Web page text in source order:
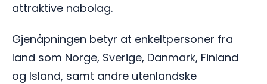
attraktive nabolag.
Gjenåpningen betyr at enkeltpersoner fra
land som Norge, Sverige, Danmark, Finland
og Island, samt andre utenlandske